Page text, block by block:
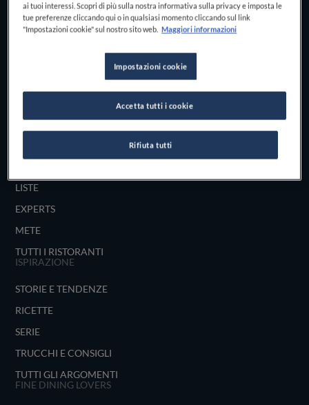
Home
Log In
Scopri il vero
foodie che è in te
UNISCITI
LISTE
EXPERTS
METE
TUTTI I RISTORANTI
ISPIRAZIONE
STORIE E TENDENZE
RICETTE
SERIE
TRUCCHI E CONSIGLI
TUTTI GLI ARGOMENTI
FINE DINING LOVERS
ai tuoi interessi. Scopri di più sulla nostra informativa sulla privacy e imposta le
tue preferenze cliccando qui o in qualsiasi momento cliccando sul link
"Impostazioni cookie" sul nostro sito web. Maggiori informazioni
Impostazioni cookie
Rifiuta tutti
Accetta tutti i cookie